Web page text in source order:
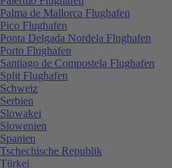
Palma de Mallorca Flughafen
Pico Flughafen
Ponta Delgada Nordela Flughafen
Porto Flughafen
Santiago de Compostela Flughafen
Split Flughafen
Schweiz
Serbien
Slowakei
Slowenien
Spanien
Tschechische Republik
Türkei